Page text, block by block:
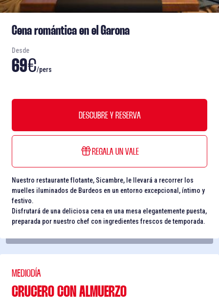
Cena romántica en el Garona
Desde
69€/pers
DESCUBRE Y RESERVA
REGALA UN VALE
Nuestro restaurante flotante, Sicambre, le llevará a recorrer los
muelles iluminados de Burdeos en un entorno excepcional, íntimo y
festivo.
Disfrutará de una deliciosa cena en una mesa elegantemente puesta,
preparada por nuestro chef con ingredientes frescos de temporada.
MEDIODÍA
CRUCERO CON ALMUERZO